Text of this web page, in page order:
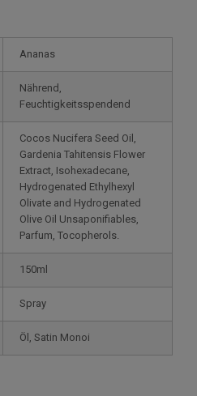
Ananas
Nährend,
Feuchtigkeitsspendend
Cocos Nucifera Seed Oil,
Gardenia Tahitensis Flower
Extract, Isohexadecane,
Hydrogenated Ethylhexyl
Olivate and Hydrogenated
Olive Oil Unsaponifiables,
Parfum, Tocopherols.
150ml
Spray
Öl, Satin Monoi